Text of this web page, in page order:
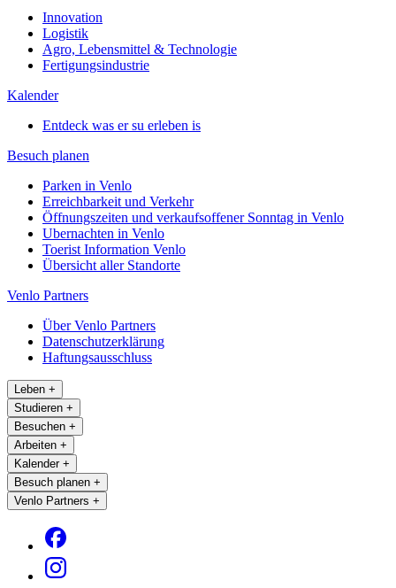
Innovation
Logistik
Agro, Lebensmittel & Technologie
Fertigungsindustrie
Kalender
Entdeck was er su erleben is
Besuch planen
Parken in Venlo
Erreichbarkeit und Verkehr
Öffnungszeiten und verkaufsoffener Sonntag in Venlo
Ubernachten in Venlo
Toerist Information Venlo
Übersicht aller Standorte
Venlo Partners
Über Venlo Partners
Datenschutzerklärung
Haftungsausschluss
Leben +
Studieren +
Besuchen +
Arbeiten +
Kalender +
Besuch planen +
Venlo Partners +